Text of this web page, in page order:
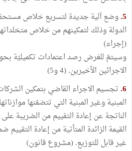
5. وضع آلية جديدة لتسريع خلاص
الدولة وذلك لتمكينهم من خلاص
(إجراء)
الاجرائين الأخيرين. (4 و5)
6. تجسيم الاجراء القاضي بتمكين
المبنية وغير المبنية التي تتضمّنها
الناتجة عن إعادة التقييم من الضريبة
القيمة الزائدة المتأتية من إعادة
غير قابل للتوزيع. (مشروع قانون)